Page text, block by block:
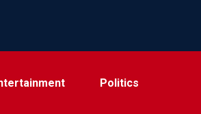
Politics